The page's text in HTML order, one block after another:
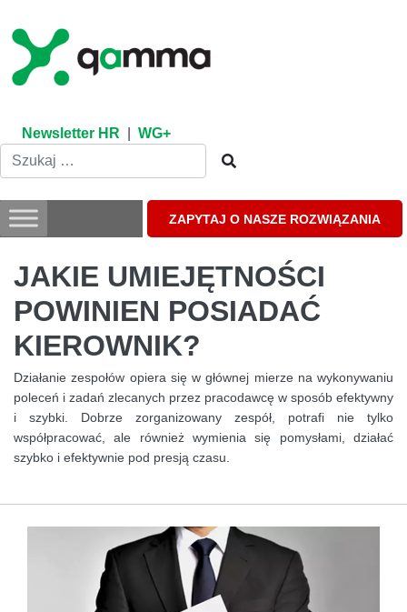
content
Newsletter HR WG+
ZAPYTAJ O NASZE ROZWIĄZANIA
JAKIE UMIEJĘTNOŚCI
POWINIEN POSIADAĆ
KIEROWNIK?
Działanie zespołów opiera się w głównej mierze na wykonywaniu
poleceń i zadań zlecanych przez pracodawcę w sposób efektywny
i szybki. Dobrze zorganizowany zespół, potrafi nie tylko
współpracować, ale również wymienia się pomysłami, działać
szybko i efektywnie pod presją czasu.